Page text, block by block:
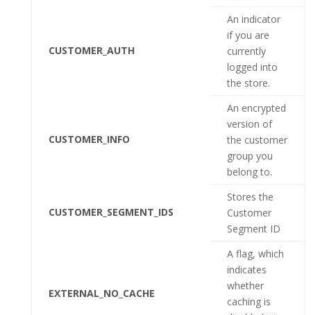
CUSTOMER_AUTH
An indicator
if you are
currently
logged into
the store.
CUSTOMER_INFO
An encrypted
version of
the customer
group you
belong to.
CUSTOMER_SEGMENT_IDS
Stores the
Customer
Segment ID
EXTERNAL_NO_CACHE
A flag, which
indicates
whether
caching is